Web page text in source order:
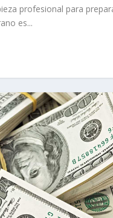
profesional para
es...